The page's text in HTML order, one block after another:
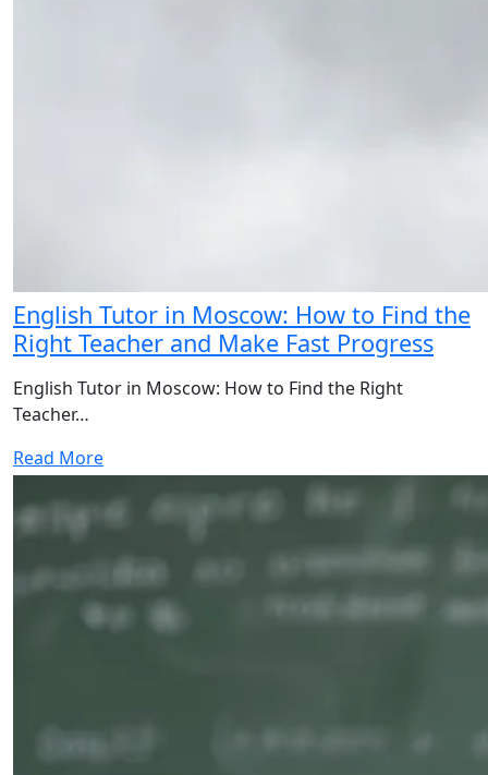
English Tutor in Moscow: How to Find the
Right Teacher and Make Fast Progress
English Tutor in Moscow: How to Find the Right
Teacher…
Read More